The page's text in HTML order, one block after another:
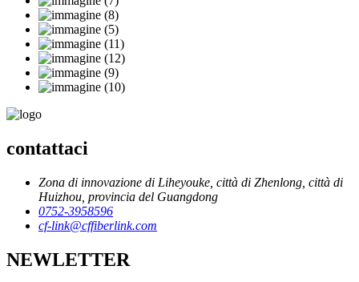
contattaci
Zona di innovazione di Liheyouke, città di Zhenlong, città di
Huizhou, provincia del Guangdong
0752-3958596
cf-link@cffiberlink.com
NEWLETTER